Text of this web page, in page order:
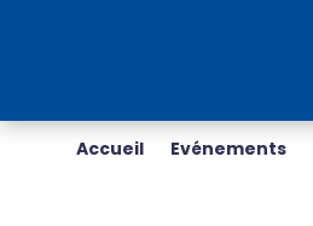
Accueil Evénements